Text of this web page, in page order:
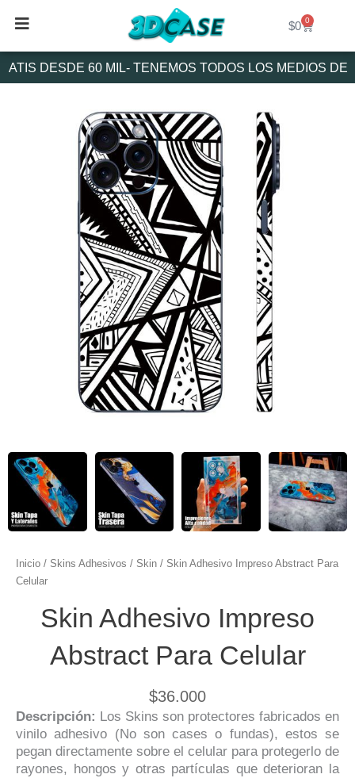
$0 0
Cart
DESDE 60 MIL- TENEMOS TODOS LOS MEDIOS DE
Inicio / Skins Adhesivos / Skin / Skin Adhesivo Impreso Abstract Para
Celular
Skin Adhesivo Impreso
Abstract Para Celular
$36.000
Descripción: Los Skins son protectores fabricados en
vinilo adhesivo (No son cases o fundas), estos se
pegan directamente sobre el celular para protegerlo de
rayones, hongos y otras partículas que deterioran la